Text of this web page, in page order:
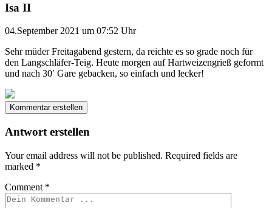
Isa II
04.September 2021 um 07:52 Uhr
Sehr müder Freitagabend gestern, da reichte es so grade noch für
den Langschläfer-Teig. Heute morgen auf Hartweizengrieß geformt
und nach 30′ Gare gebacken, so einfach und lecker!
Kommentar erstellen
Antwort erstellen
Your email address will not be published. Required fields are
marked *
Comment *